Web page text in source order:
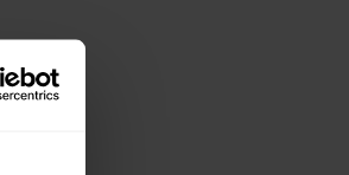
(se abre en una pestaña nueva)